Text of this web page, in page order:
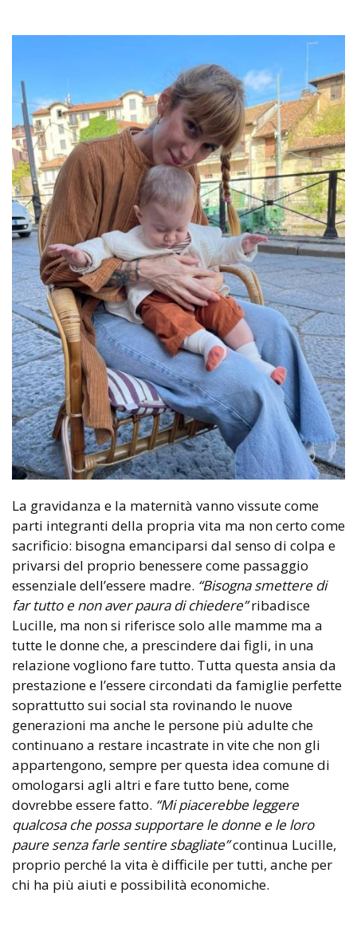
La gravidanza e la maternità vanno vissute come
parti integranti della propria vita ma non certo come
sacrificio: bisogna emanciparsi dal senso di colpa e
privarsi del proprio benessere come passaggio
essenziale dell’essere madre. “Bisogna smettere di
far tutto e non aver paura di chiedere”ribadisce
Lucille, ma non si riferisce solo alle mamme ma a
tutte le donne che, a prescindere dai figli, in una
relazione vogliono fare tutto. Tutta questa ansia da
prestazione e l’essere circondati da famiglie perfette
soprattutto sui social sta rovinando le nuove
generazioni ma anche le persone più adulte che
continuano a restare incastrate in vite che non gli
appartengono, sempre per questa idea comune di
omologarsi agli altri e fare tutto bene, come
dovrebbe essere fatto. “Mi piacerebbe leggere
qualcosa che possa supportare le donne e le loro
paure senza farle sentire sbagliate”continua Lucille,
proprio perché la vita è difficile per tutti, anche per
chi ha più aiuti e possibilità economiche.